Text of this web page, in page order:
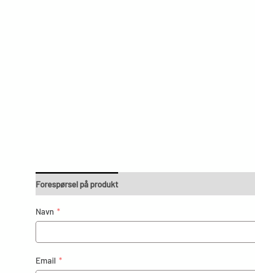
Forespørsel på produkt
Navn
Email